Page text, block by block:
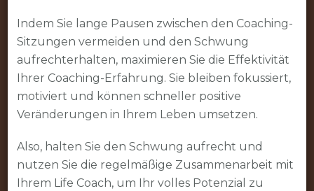
Indem Sie lange Pausen zwischen den Coaching-
Sitzungen vermeiden und den Schwung
aufrechterhalten, maximieren Sie die Effektivität
Ihrer Coaching-Erfahrung. Sie bleiben fokussiert,
motiviert und können schneller positive
Veränderungen in Ihrem Leben umsetzen.
Also, halten Sie den Schwung aufrecht und
nutzen Sie die regelmäßige Zusammenarbeit mit
Ihrem Life Coach, um Ihr volles Potenzial zu